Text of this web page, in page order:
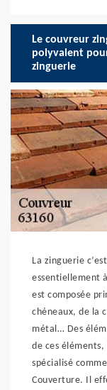
Le couvreur
polyvalent
zinguerie
La zinguerie
essentiellement
est composée
chéneaux, de la
métal… Des
de ces
spécialisé
Couverture. Il